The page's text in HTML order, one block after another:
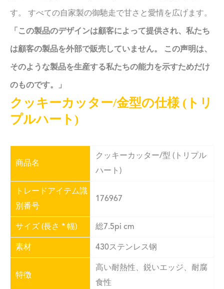
す。 すべての自家製の御馳走で甘さと愛情を広げます。
「この製品のデザインは顧客によって提供され、私たち
は顧客の製品を外部で販売していません。 この声明は、
そのような製品を生産する私たちの能力を示すためだけ
のものです。」
クッキーカッター/金型の仕様 (トリ
プルハート)
商品名
クッキーカッター/型 (トリプル
ハート)
トレードアイテム識
別番号
176967
サイズ (長さ * 幅) 総7.5pi cm
素材 430ステンレス钢
特徴
高い耐熱性、鋭いエッジ、耐腐
食性